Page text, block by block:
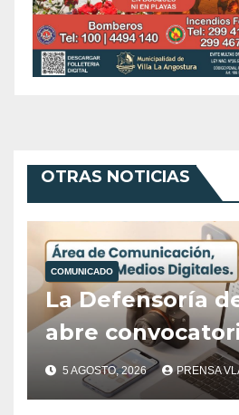
OTRAS NOTICIAS
COMUNICADO
La Defensoría
abre
cubrir el área de
Comunicación,
5 AGOSTO, 2026 PRENSA